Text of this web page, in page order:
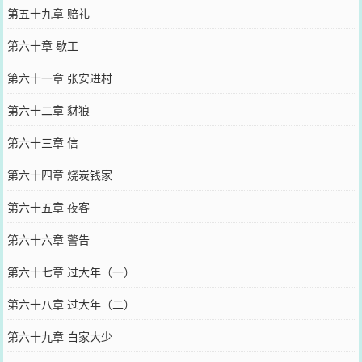
第五十九章 赔礼
第六十章 歇工
第六十一章 张安进村
第六十二章 豺狼
第六十三章 信
第六十四章 烧炭钱家
第六十五章 夜客
第六十六章 警告
第六十七章 过大年（一）
第六十八章 过大年（二）
第六十九章 白家大少